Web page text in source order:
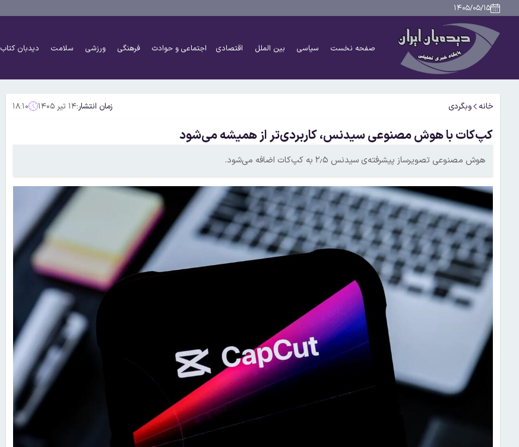
۱۴۰۵/۰۵/۱۵
صفحه نخست سیاسی بین الملل اقتصادی اجتماعی و حوادث فرهنگی ورزشی سلامت دیدبان کتاب
خانه وبگردی زمان انتشار:۱۴ تیر ۱۴۰۵ ۱۸:۱۰
کپ‌کات با هوش مصنوعی سیدنس، کاربردی‌تر از همیشه می‌شود
هوش مصنوعی تصویرساز پیشرفته‌ی سیدنس ۲٫۵ به کپ‌کات اضافه می‌شود.